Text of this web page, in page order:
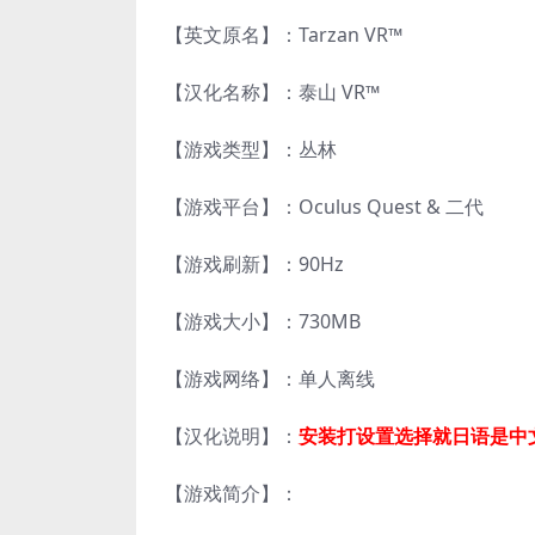
【英文原名】：Tarzan VR™
【汉化名称】：泰山 VR™
【游戏类型】：丛林
【游戏平台】：Oculus Quest & 二代
【游戏刷新】：90Hz
【游戏大小】：730MB
【游戏网络】：单人离线
【汉化说明】： 安装打设置选择就日语是中
【游戏简介】：